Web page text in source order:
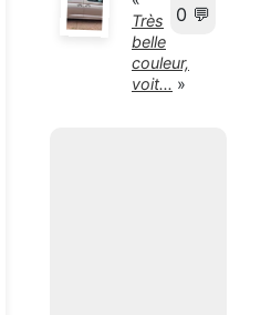
0 💬
Très
belle
couleur,
voit... »